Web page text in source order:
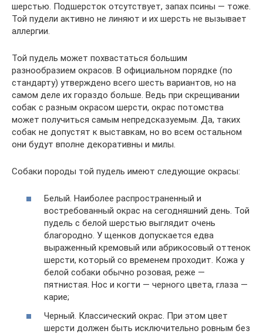
шерстью. Подшерсток отсутствует, запах псины — тоже.
Той пудели активно не линяют и их шерсть не вызывает
аллергии.
Той пудель может похвастаться большим
разнообразием окрасов. В официальном порядке (по
стандарту) утверждено всего шесть вариантов, но на
самом деле их гораздо больше. Ведь при скрещивании
собак с разным окрасом шерсти, окрас потомства
может получиться самым непредсказуемым. Да, таких
собак не допустят к выставкам, но во всем остальном
они будут вполне декоративны и милы.
Собаки породы той пудель имеют следующие окрасы:
Белый. Наиболее распространенный и
востребованный окрас на сегодняшний день. Той
пудель с белой шерстью выглядит очень
благородно. У щенков допускается едва
выраженный кремовый или абрикосовый оттенок
шерсти, который со временем проходит. Кожа у
белой собаки обычно розовая, реже —
пятнистая. Нос и когти — черного цвета, глаза —
карие;
Черный. Классический окрас. При этом цвет
шерсти должен быть исключительно ровным без